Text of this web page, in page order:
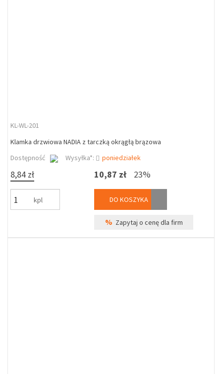
KL-WL-201
Klamka drzwiowa NADIA z tarczką okrągłą brązowa
Dostępność
Wysyłka*: poniedziałek
8,84 zł
kpl
10,87 zł 23%
DO KOSZYKA
% Zapytaj o cenę dla firm